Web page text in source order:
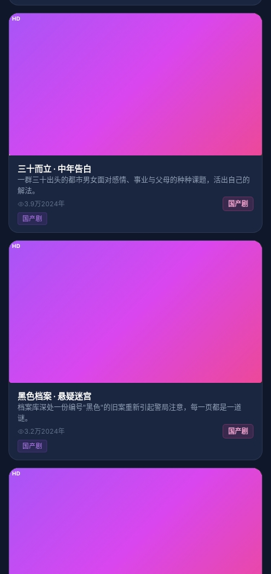
HD
三十而立 · 中年告白
一群三十出头的都市男女面对感情、事业与父母的种种课题，活出自己的
解法。
3.9万2024年 国产剧
国产剧
HD
黑色档案 · 悬疑迷宫
档案库深处一份编号"黑色"的旧案重新引起警局注意，每一页都是一道
谜。
3.2万2024年 国产剧
国产剧
HD